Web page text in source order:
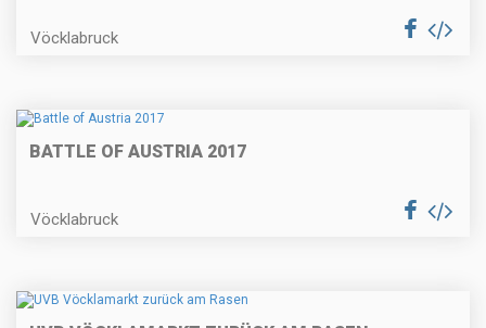
Vöcklabruck
BATTLE OF AUSTRIA 2017
Vöcklabruck